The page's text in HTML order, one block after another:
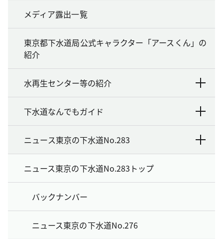
メディア露出一覧
東京都下水道局公式キャラクター「アースくん」の
紹介
水再生センター等の紹介
下水道なんでもガイド
ニュース東京の下水道No.283
ニュース東京の下水道No.283トップ
バックナンバー
ニュース東京の下水道No.276